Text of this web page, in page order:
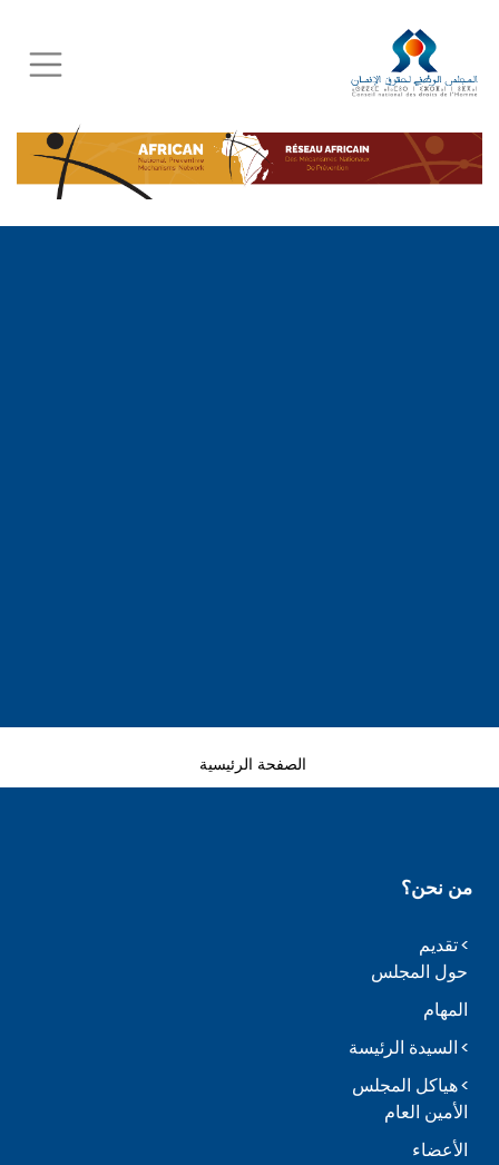
Skip
to
main
content
الصفحة الرئيسية
من نحن؟
تقديم
حول المجلس
المهام
السيدة الرئيسة
هياكل المجلس
الأمين العام
الأعضاء